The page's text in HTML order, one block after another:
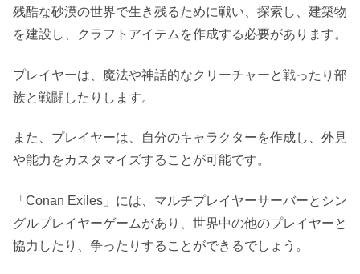
残酷な砂漠の世界で生き残るために戦い、探索し、建築物
を建設し、クラフトアイテムを作成する必要があります。
プレイヤーは、魔法や神話的なクリーチャーと戦ったり部
族と戦闘したりします。
また、プレイヤーは、自分のキャラクターを作成し、外見
や能力をカスタマイズすることが可能です。
「Conan Exiles」には、マルチプレイヤーサーバーとシン
グルプレイヤーゲームがあり、世界中の他のプレイヤーと
協力したり、争ったりすることができるでしょう。